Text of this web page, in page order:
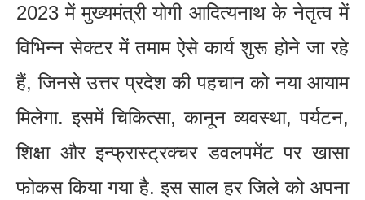
2023 में मुख्यमंत्री योगी आदित्यनाथ के नेतृत्व में
विभिन्न सेक्टर में तमाम ऐसे कार्य शुरू होने जा रहे
हैं, जिनसे उत्तर प्रदेश की पहचान को नया आयाम
मिलेगा. इसमें चिकित्सा, कानून व्यवस्था, पर्यटन,
शिक्षा और इन्फ्रास्ट्रक्चर डवलपमेंट पर खासा
फोकस किया गया है. इस साल हर जिले को अपना